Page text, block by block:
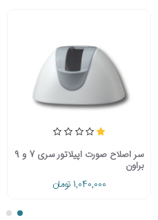
سر اصلاح صورت اپیلاتور سری 7 و 9
براون
1,040,000 تومان